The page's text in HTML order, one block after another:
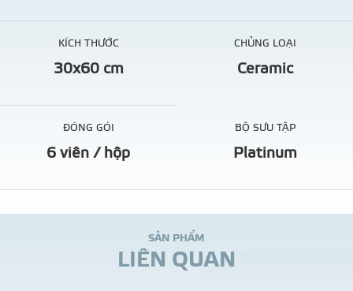
KÍCH THƯỚC
30x60 cm
CHỦNG LOẠI
Ceramic
ĐÓNG GÓI
6 viên / hộp
BỘ SƯU TẬP
Platinum
SẢN PHẨM
LIÊN QUAN